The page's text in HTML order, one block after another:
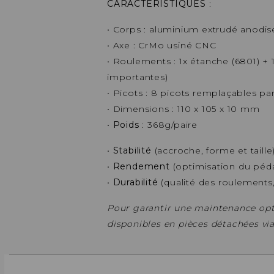
CARACTÉRISTIQUES :
• Corps : aluminium extrudé
• Axe : CrMo usiné CNC
• Roulements : 1x étanche (6801)
importantes)
• Picots : 8 picots remplaçables
• Dimensions : 110 x 105 x 10 mm
• Poids : 368g/paire
• Stabilité (accroche, forme et
• Rendement (optimisation du
• Durabilité (qualité des
Pour garantir une maintenance
disponibles en pièces détachées